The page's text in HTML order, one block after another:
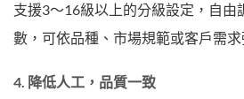
支援3～16級以上的分級設定，自由
數，可依品種、市場規範或客戶需求
4. 降低人工，品質一致